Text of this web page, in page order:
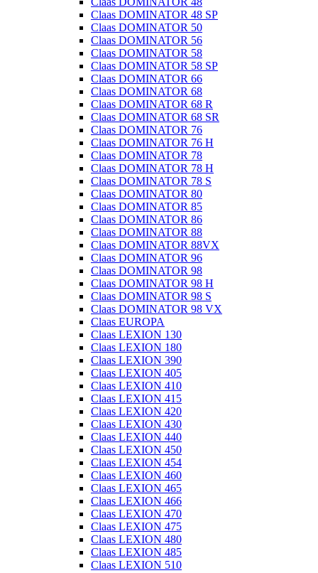
Claas DOMINATOR 48 SP
Claas DOMINATOR 50
Claas DOMINATOR 56
Claas DOMINATOR 58
Claas DOMINATOR 58 SP
Claas DOMINATOR 66
Claas DOMINATOR 68
Claas DOMINATOR 68 R
Claas DOMINATOR 68 SR
Claas DOMINATOR 76
Claas DOMINATOR 76 H
Claas DOMINATOR 78
Claas DOMINATOR 78 H
Claas DOMINATOR 78 S
Claas DOMINATOR 80
Claas DOMINATOR 85
Claas DOMINATOR 86
Claas DOMINATOR 88
Claas DOMINATOR 88VX
Claas DOMINATOR 96
Claas DOMINATOR 98
Claas DOMINATOR 98 H
Claas DOMINATOR 98 S
Claas DOMINATOR 98 VX
Claas EUROPA
Claas LEXION 130
Claas LEXION 180
Claas LEXION 390
Claas LEXION 405
Claas LEXION 410
Claas LEXION 415
Claas LEXION 420
Claas LEXION 430
Claas LEXION 440
Claas LEXION 450
Claas LEXION 454
Claas LEXION 460
Claas LEXION 465
Claas LEXION 466
Claas LEXION 470
Claas LEXION 475
Claas LEXION 480
Claas LEXION 485
Claas LEXION 510